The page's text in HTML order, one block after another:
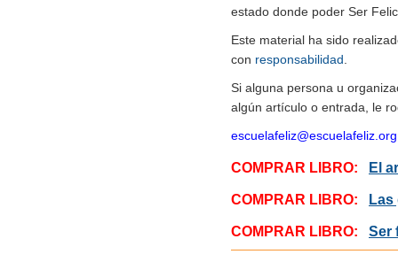
estado donde poder Ser
Este material ha sido
con responsabilidad
Si alguna persona u
algún artículo o entrada, le
escuelafeliz@escuelafeliz.org
COMPRAR LIBRO: El
COMPRAR LIBRO: Las
COMPRAR LIBRO: Ser